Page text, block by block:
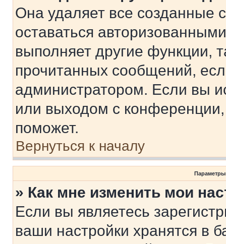
Она удаляет все созданные
оставаться
выполняет другие функции,
прочитанных сообщений,
администратором. Если вы
или выходом с
поможет.
Вернуться к началу
Параметры
» Как мне изменить мои
Если вы являетесь
ваши настройки хранятся в